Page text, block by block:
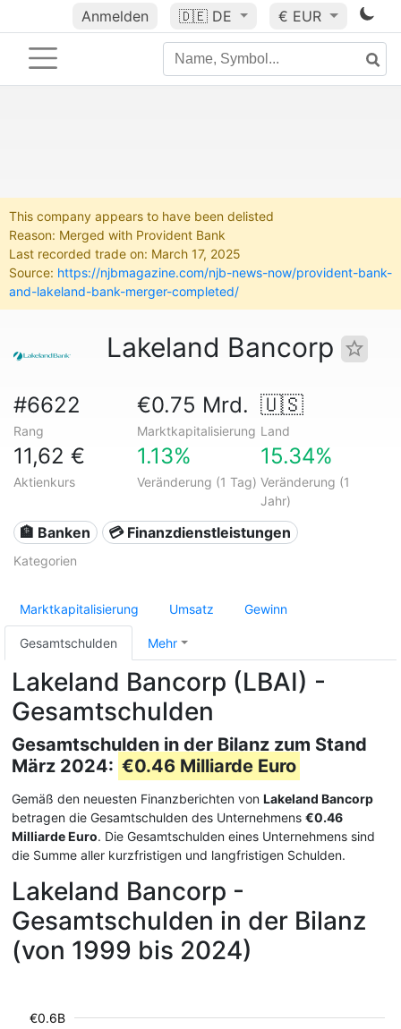
Anmelden 🇩🇪 DE € EUR
This company appears to have been delisted
Reason: Merged with Provident Bank
Last recorded trade on: March 17, 2025
Source: https://njbmagazine.com/njb-news-now/provident-bank-
and-lakeland-bank-merger-completed/
Lakeland Bancorp
#6622
Rang
€0.75 Mrd.
Marktkapitalisierung
🇺🇸
Land
11,62 €
Aktienkurs
1.13%
Veränderung (1 Tag)
15.34%
Veränderung (1
Jahr)
🏦 Banken 💳 Finanzdienstleistungen
Kategorien
Marktkapitalisierung Umsatz Gewinn
Gesamtschulden Mehr
Lakeland Bancorp (LBAI) -
Gesamtschulden
Gesamtschulden in der Bilanz zum Stand
März 2024: €0.46 Milliarde Euro
Gemäß den neuesten Finanzberichten von Lakeland Bancorp
betragen die Gesamtschulden des Unternehmens €0.46
Milliarde Euro. Die Gesamtschulden eines Unternehmens sind
die Summe aller kurzfristigen und langfristigen Schulden.
Lakeland Bancorp -
Gesamtschulden in der Bilanz
(von 1999 bis 2024)
€0.6B